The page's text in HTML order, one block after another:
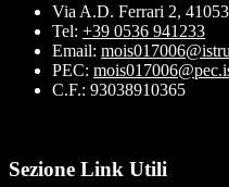
Via A.D. Ferrari 2,
Tel: +39 0536 941233
Email:
PEC:
C.F.: 93038910365
Sezione Link Utili